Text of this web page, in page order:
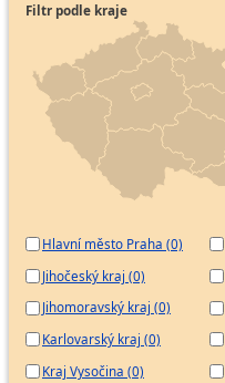
Filtr podle kraje
Hlavní město Praha (0)
Jihočeský kraj (0)
Jihomoravský kraj (0)
Karlovarský kraj (0)
Kraj Vysočina (0)